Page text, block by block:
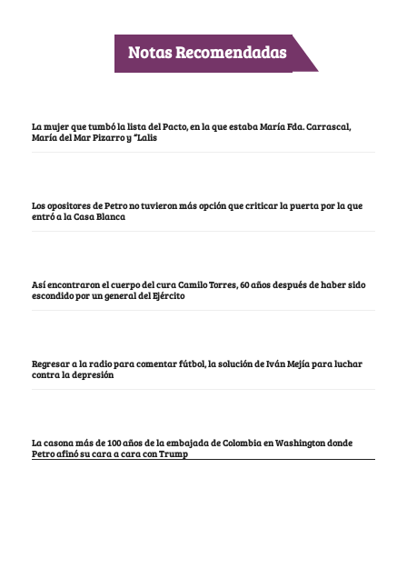
Notas Recomendadas
La mujer que tumbó la lista del Pacto, en la que estaba María Fda. Carrascal,
María del Mar Pizarro y “Lalis
Los opositores de Petro no tuvieron más opción que criticar la puerta por la que
entró a la Casa Blanca
Así encontraron el cuerpo del cura Camilo Torres, 60 años después de haber sido
escondido por un general del Ejército
Regresar a la radio para comentar fútbol, la solución de Iván Mejía para luchar
contra la depresión
La casona más de 100 años de la embajada de Colombia en Washington donde
Petro afinó su cara a cara con Trump